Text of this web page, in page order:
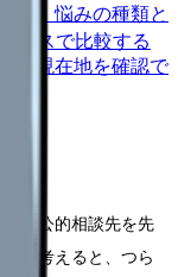
に、悩みの種類と
ンパスで比較する
の現在地を確認で
や公的相談先を先
で考えると、つら